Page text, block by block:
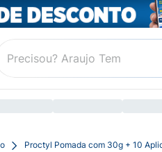
Proctyl Pomada com 30g + 10